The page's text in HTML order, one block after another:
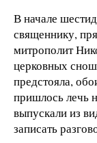
В начале
священнику,
митрополит
церковных
предстояла,
пришлось лечь
выпускали из
записать